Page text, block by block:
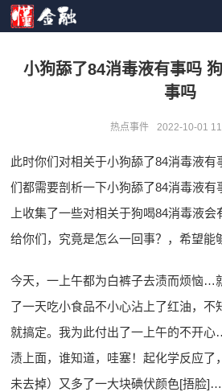
小狗舔了84消毒液有事吗
事吗
热点事件 2022-10-01
此时你们对相关于小狗舔了84消毒液
们都需要剖析一下小狗舔了84消毒液有
上收集了一些对相关于狗喝84消毒液
给你们，究竟是怎么一回事？，希望能
今天，一上午都为白裤子去渍而烦恼…
了一天吃小食品不小心沾上了红油，不
就搞定。我为此付出了一上午的不开
渍上面，谁知道，哇塞！起化学反应了
未去掉）又多了一大块碘伏颜色[捂脸